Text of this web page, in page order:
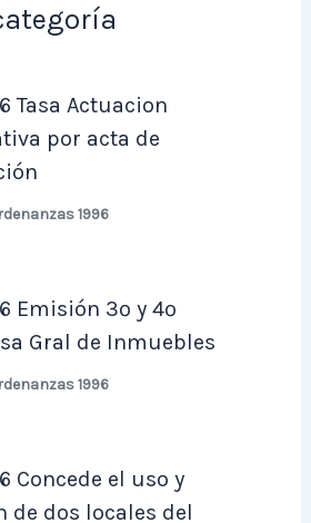
Tasa Actuacion
por acta de
1996
Emisión 3º y 4º
Gral de Inmuebles
1996
Concede el uso y
de dos locales del